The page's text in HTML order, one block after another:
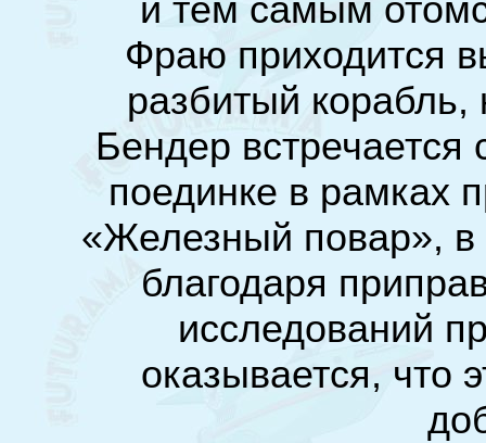
и тем самым
Фраю приходится
разбитый корабль,
Бендер
поединке в рамках
«Железный повар», в
благодаря
исследований
оказывается, что